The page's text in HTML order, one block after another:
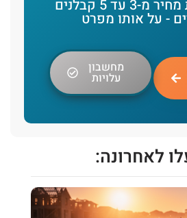
השוו הצעות מחיר מ-3 עד 5 קבלנים
- על אותו מפרט
מחשבון
עלויות
לאחרונה: